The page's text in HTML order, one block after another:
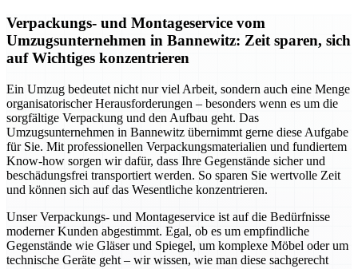
Verpackungs- und Montageservice vom
Umzugsunternehmen in Bannewitz: Zeit sparen, sich
auf Wichtiges konzentrieren
Ein Umzug bedeutet nicht nur viel Arbeit, sondern auch eine Menge
organisatorischer Herausforderungen – besonders wenn es um die
sorgfältige Verpackung und den Aufbau geht. Das
Umzugsunternehmen in Bannewitz übernimmt gerne diese Aufgabe
für Sie. Mit professionellen Verpackungsmaterialien und fundiertem
Know-how sorgen wir dafür, dass Ihre Gegenstände sicher und
beschädungsfrei transportiert werden. So sparen Sie wertvolle Zeit
und können sich auf das Wesentliche konzentrieren.
Unser Verpackungs- und Montageservice ist auf die Bedürfnisse
moderner Kunden abgestimmt. Egal, ob es um empfindliche
Gegenstände wie Gläser und Spiegel, um komplexe Möbel oder um
technische Geräte geht – wir wissen, wie man diese sachgerecht